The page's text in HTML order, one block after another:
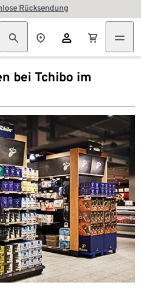
Rücksendung
bei Tchibo im